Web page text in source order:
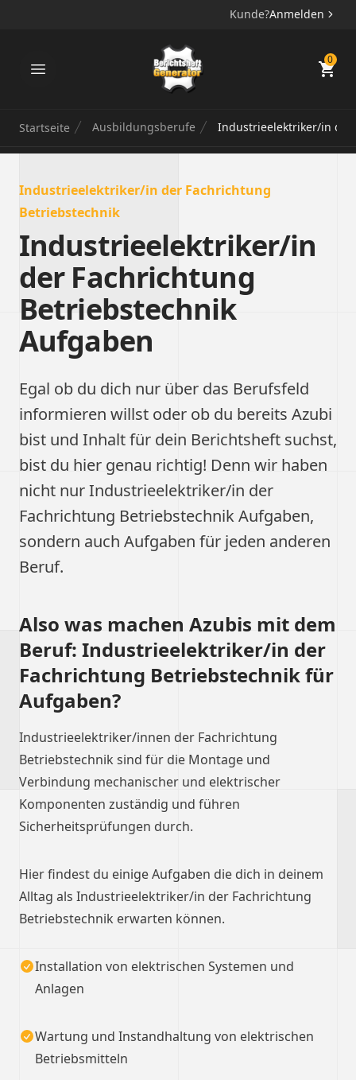
Kunde?Anmelden
Berichtsheft Generator 0
Startseite Ausbildungsberufe Industrieelektriker/in der
Industrieelektriker/in der Fachrichtung
Betriebstechnik
Industrieelektriker/in
der Fachrichtung
Betriebstechnik
Aufgaben
Egal ob du dich nur über das Berufsfeld
informieren willst oder ob du bereits Azubi
bist und Inhalt für dein Berichtsheft suchst,
bist du hier genau richtig! Denn wir haben
nicht nur Industrieelektriker/in der
Fachrichtung Betriebstechnik Aufgaben,
sondern auch Aufgaben für jeden anderen
Beruf.
Also was machen Azubis mit dem
Beruf: Industrieelektriker/in der
Fachrichtung Betriebstechnik für
Aufgaben?
Industrieelektriker/innen der Fachrichtung
Betriebstechnik sind für die Montage und
Verbindung mechanischer und elektrischer
Komponenten zuständig und führen
Sicherheitsprüfungen durch.
Hier findest du einige Aufgaben die dich in deinem
Alltag als Industrieelektriker/in der Fachrichtung
Betriebstechnik erwarten können.
Installation von elektrischen Systemen und
Anlagen
Wartung und Instandhaltung von elektrischen
Betriebsmitteln